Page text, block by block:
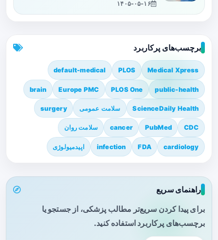
۱۴۰۵-۰۵-۱۶
برچسب‌های پرکاربرد
Medical Xpress
PLOS
default-medical
public-health
PLOS One
Europe PMC
brain
ScienceDaily Health سلامت عمومی surgery
CDC
PubMed
cancer سلامت روان
cardiology
FDA
infection اپیدمیولوژی
راهنمای سریع
برای پیدا کردن سریع‌تر مطالب پزشکی، از جستجو یا
برچسب‌های پرکاربرد استفاده کنید.